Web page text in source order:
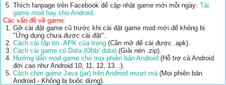
Thích fanpage trên Facebook để cập nhật game mới mỗi ngày: Tải
game mod hay cho Android.
Các vấn đề về game:
Gỡ cài đặt game cũ trước khi cài đặt game mod mới để không bị
"Ứng dụng chưa được cài đặt".
Cách cài tập tin .APK của trang (Cần mở để cài được .apk).
Cách cài game có Data (Obb/ data) (Giải nén .zip).
Hướng dẫn mod game cho mọi phiên bản Android (Hỗ trợ cả Android
đời cao như Android 10, 11, 12, 13...).
Cách chơi game Java (jar) trên Android mượt mà(Mọi phiên bản
Android - Không bị buộc dừng).